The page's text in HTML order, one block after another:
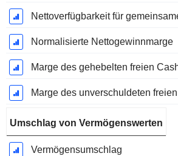
Nettoverfügbarkeit für
Normalisierte Nettogewinnmarge
Marge des gehebelten freien
Marge des unverschuldeten
Umschlag von Vermögenswerten
Vermögensumschlag